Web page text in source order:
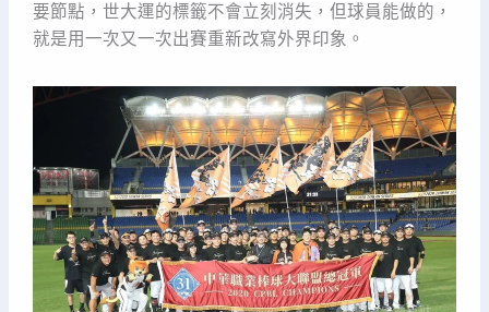
要節點，世大運的標籤不會立刻消失，但球員能做的，
就是用一次又一次出賽重新改寫外界印象。